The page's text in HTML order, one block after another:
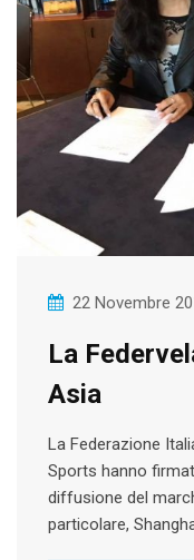
22 Novembre
La
Asia
La Federazione
Sports hanno
diffusione del
particolare,